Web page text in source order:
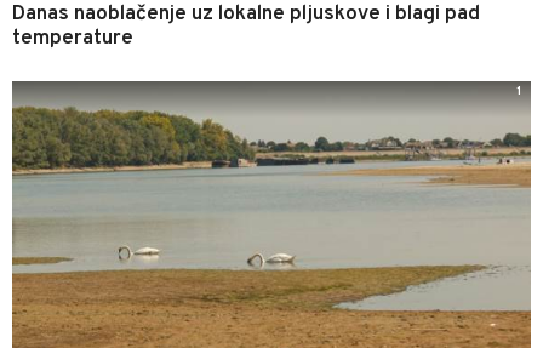
Danas naoblačenje uz lokalne pljuskove i blagi pad
temperature
1